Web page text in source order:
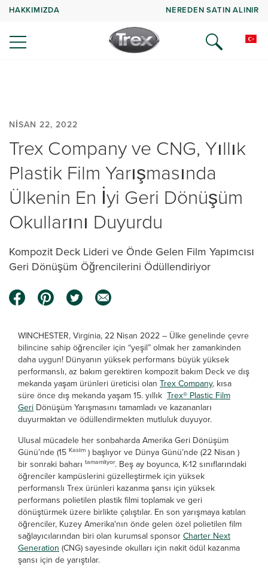
HAKKIMIZDA NEREDEN SATIN ALINIR
NISAN 22, 2022
Trex Company ve CNG, Yıllık
Plastik Film Yarışmasında
Ülkenin En İyi Geri Dönüşüm
Okullarını Duyurdu
Kompozit Deck Lideri ve Önde Gelen Film Yapımcısı
Geri Dönüşüm Öğrencilerini Ödüllendiriyor
WINCHESTER, Virginia, 22 Nisan 2022– Ülke genelinde çevre
bilincine sahip öğrenciler için “yeşil” olmak her zamankinden
daha uygun! Dünyanın yüksek performans büyük yüksek
performanslı, az bakım gerektiren kompozit bakım Deck ve dış
mekanda yaşam ürünleri üreticisi olan Trex Company, kısa
süre önce dış mekanda yaşam 15. yıllık Trex® Plastic Film
Geri Dönüşüm Yarışmasını tamamladı ve kazananları
duyurmaktan ve ödüllendirmekten mutluluk duyuyor.
Ulusal mücadele her sonbaharda Amerika Geri Dönüşüm
Günü’nde (15 Kasım ) başlıyor ve Dünya Günü’nde (22 Nisan )
bir sonraki baharı tamamlıyor. Beş ay boyunca, K-12 sınıflarındaki
öğrenciler kampüslerini güzelleştirmek için yüksek
performanslı Trex ürünleri kazanma şansı için yüksek
performans polietilen plastik filmi toplamak ve geri
dönüştürmek üzere birlikte çalıştılar. En son yarışmaya katılan
öğrenciler, Kuzey Amerika'nın önde gelen özel polietilen film
sağlayıcılarından biri olan kurumsal sponsorCharter Next
Generation (CNG) sayesinde okulları için nakit ödül kazanma
şansı için de yarıştılar.